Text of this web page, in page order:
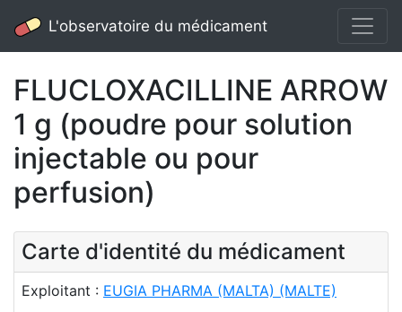
L'observatoire du médicament
FLUCLOXACILLINE ARROW
1 g (poudre pour solution
injectable ou pour
perfusion)
Carte d'identité du médicament
Exploitant : EUGIA PHARMA (MALTA) (MALTE)